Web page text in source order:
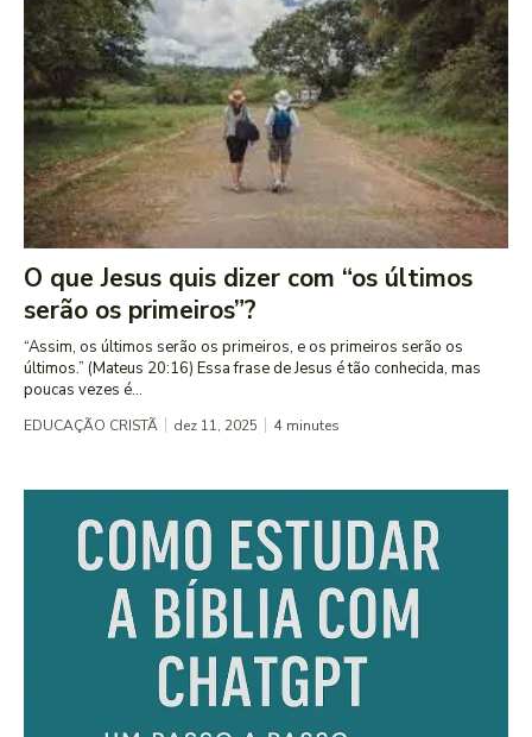
O que Jesus quis dizer com “os últimos
serão os primeiros”?
“Assim, os últimos serão os primeiros, e os primeiros serão os
últimos.” (Mateus 20:16) Essa frase de Jesus é tão conhecida, mas
poucas vezes é...
EDUCAÇÃO CRISTÃ dez 11, 2025 4 minutes